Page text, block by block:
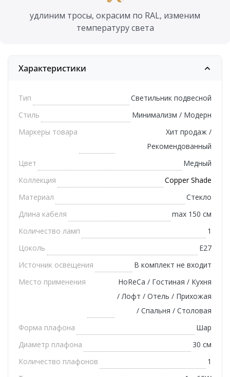
удлиним тросы, окрасим по RAL, изменим
температуру света
Характеристики
Тип
Светильник подвесной
Стиль
Минимализм / Модерн
Маркеры товара
Хит продаж /
Рекомендованный
Цвет
Медный
Коллекция
Copper Shade
Материал
Стекло
Длина кабеля
max 150 см
Количество ламп
1
Цоколь
E27
Источник освещения
В комплект не входит
Место применения
HoReCa / Гостиная / Кухня
/ Лофт / Отель / Прихожая
/ Спальня / Столовая
Форма плафона
Шар
Диаметр плафона
30 см
Количество плафонов
1